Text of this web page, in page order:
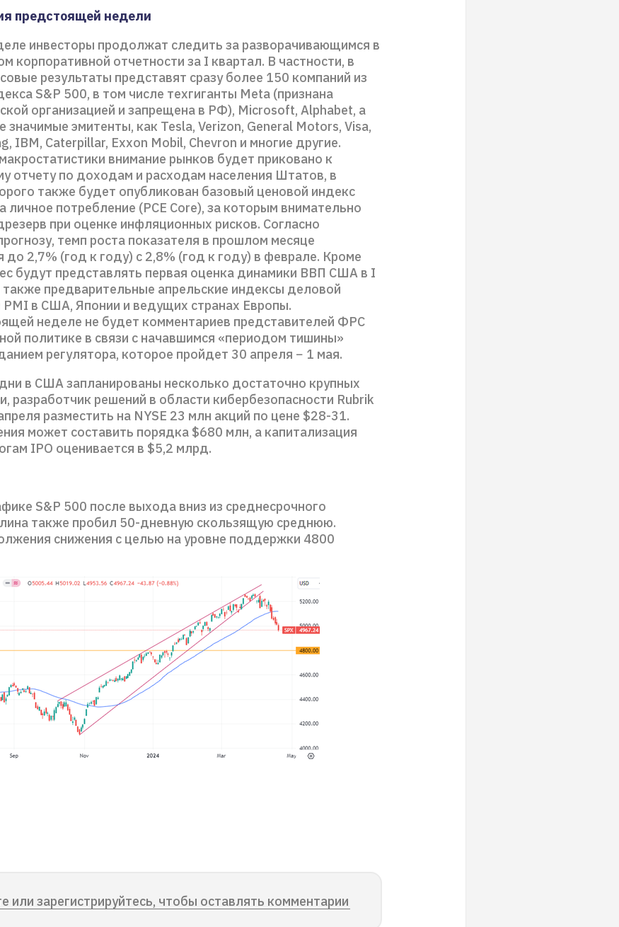
предстоящей недели
инвесторы продолжат следить за разворачивающимся в
корпоративной отчетности за I квартал. В частности, в
результаты представят сразу более 150 компаний из
S&P 500, в том числе техгиганты Meta (признана
организацией и запрещена в РФ), Microsoft, Alphabet, а
значимые эмитенты, как Tesla, Verizon, General Motors, Visa,
IBM, Caterpillar, Exxon Mobil, Chevron и многие другие.
внимание рынков будет приковано к
отчету по доходам и расходам населения Штатов, в
также будет опубликован базовый ценовой индекс
личное потребление (PCE Core), за которым внимательно
при оценке инфляционных рисков. Согласно
темп роста показателя в прошлом месяце
до 2,7% (год к году) с 2,8% (год к году) в феврале. Кроме
будут представлять первая оценка динамики ВВП США в I
также предварительные апрельские индексы деловой
PMI в США, Японии и ведущих странах Европы.
неделе не будет комментариев представителей ФРС
политике в связи с начавшимся «периодом тишины»
регулятора, которое пройдет 30 апреля − 1 мая.
в США запланированы несколько достаточно крупных
разработчик решений в области кибербезопасности Rubrik
разместить на NYSE 23 млн акций по цене $28-31.
может составить порядка $680 млн, а капитализация
IPO оценивается в $5,2 млрд.
S&P 500 после выхода вниз из среднесрочного
также пробил 50-дневную скользящую среднюю.
снижения с целью на уровне поддержки 4800
или зарегистрируйтесь, чтобы оставлять комментарии